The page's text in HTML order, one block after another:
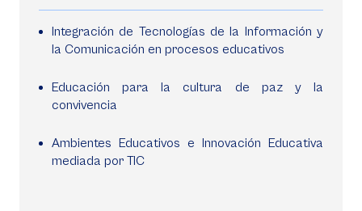
Integración de Tecnologías de la Información y
la Comunicación en procesos educativos
Educación para la cultura de paz y la
convivencia
Ambientes Educativos e Innovación Educativa
mediada por TIC